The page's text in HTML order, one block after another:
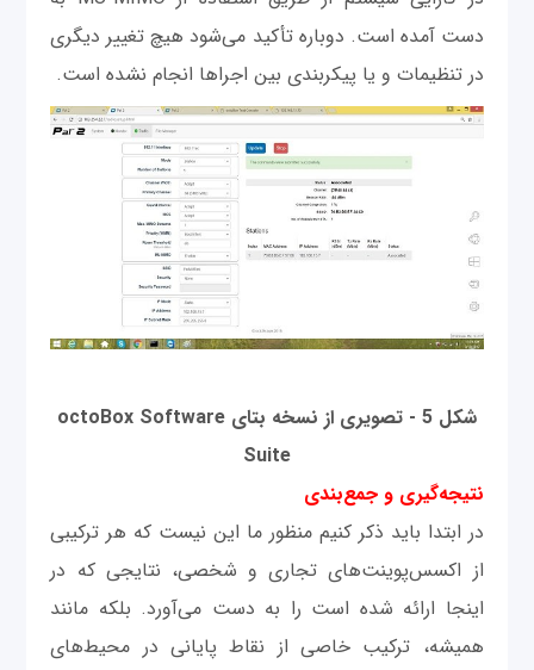
دست آمده ‌است. دوباره تأکید می‌شود هیچ تغییر دیگری
در تنظیمات و یا پیکربندی بین اجراها انجام نشده ‌است.
شکل 5 - تصویری از نسخه بتای octoBox Software
Suite
نتیجه‌گیری و جمع‌بندی
در ابتدا باید ذکر کنیم منظور ما این نیست که هر ترکیبی
از اکسس‌پوینت‌های تجاری و شخصی، نتایجی که در
اینجا ارائه شده ‌است را به دست می‌آورد. بلکه مانند
همیشه، ترکیب خاصی از نقاط پایانی در محیط‌های